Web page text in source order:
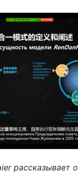
рассказывает о